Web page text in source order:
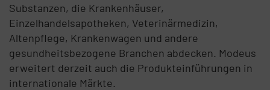
Substanzen, die Krankenhäuser,
Einzelhandelsapotheken, Veterinärmedizin,
Altenpflege, Krankenwagen und andere
gesundheitsbezogene Branchen abdecken. Modeus
erweitert derzeit auch die Produkteinführungen in
internationale Märkte.